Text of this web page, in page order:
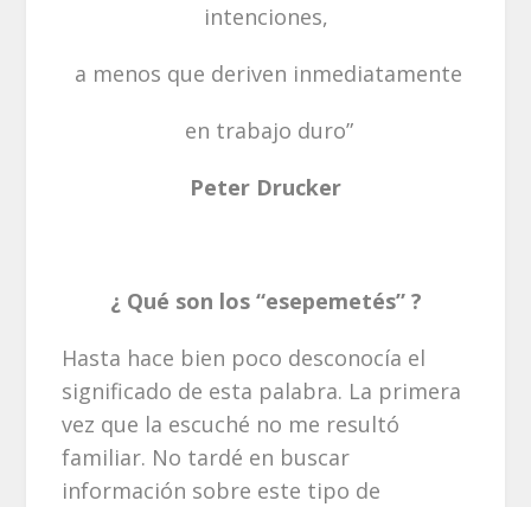
intenciones,
a menos que deriven inmediatamente
en trabajo duro”
Peter Drucker
¿ Qué son los “esepemetés” ?
Hasta hace bien poco desconocía el
significado de esta palabra. La primera
vez que la escuché no me resultó
familiar. No tardé en buscar
información sobre este tipo de